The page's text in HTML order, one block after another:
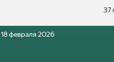
37
18 февраля 2026